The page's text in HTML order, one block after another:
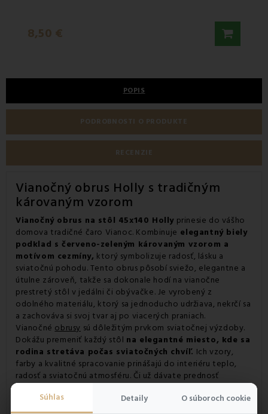
Súhlas Detaily O súboroch cookie
8,50 €
POPIS
PODROBNOSTI O PRODUKTE
RECENZIE
Vianočný obrus Holly s tradičným
károvaným vzorom
Vianočný obrus na stôl 45x140 Holly prinesie do vášho
domova tradičné čaro Vianoc. Kombinuje elegantný biely
podklad s červeno-zeleným károvaným vzorom a
motívom cezmíny, ktorý symbolizuje radosť, lásku a
sviatočnú pohodu. Tento obrus pôsobí sviežo, elegantne a
útulne zároveň, takže sa dokonale hodí na vianočne
prestretý stôl v jedálni či obývačke. Je vyrobený z
odolného materiálu, ktorý sa jednoducho udržiava, nekrčí sa
a zachováva si svoj tvar aj po viacerých praniach.
Vianočné obrusy sú dôležitým prvkom sviatočnej výzdoby.
Dokážu premeniť každý stôl na elegantné miesto, kde sa
rodina stretáva počas sviatočných chvíľ. Ich vzory,
farby a kvalitné spracovanie prinášajú do interiéru teplo,
radosť a sviatočnú atmosféru. Či už dávate prednosť
tradičným motívom alebo modernej elegancii, obrusy EMI sú
ideálnou voľbou,
ktorá doladí váš domov do
posledného detailu.